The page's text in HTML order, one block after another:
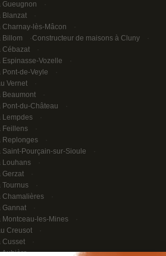
Gueugnon
Blanzat
Charnay-lès-Mâcon
Billom
Constructeur de maisons à Cluny
Cébazat
Vozelle
de-Veyle
Vernet
Beaumont
Pont-du-Château
Lempdes
Feillens
Replonges
Pourçain-sur-Sioule
Louhans
Gerzat
Tournus
Chamalières
Gannat
Montceau-les-Mines
Creusot
Cusset
Aubière